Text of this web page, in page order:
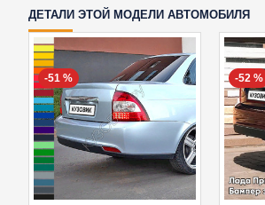
ДЕТАЛИ ЭТОЙ МОДЕЛИ АВТОМОБИЛЯ
-51 % -52 %